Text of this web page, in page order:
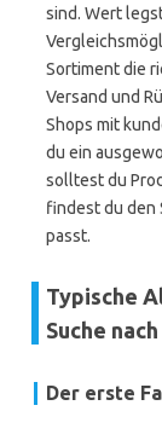
sind. Wert
Sortiment die
Versand und
Shops mit
du ein
solltest du
findest du den
passt.
Typische
Suche
Der erste